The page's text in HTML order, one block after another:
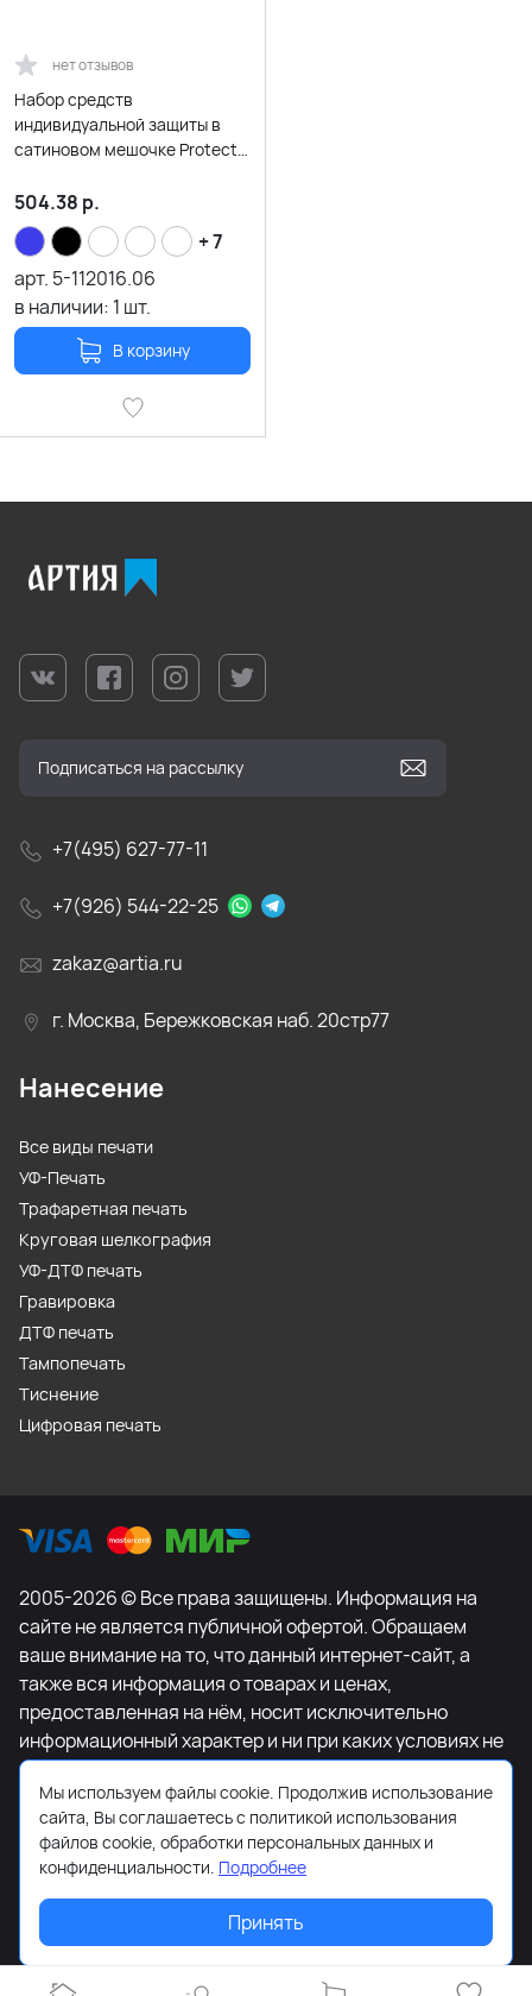
нет отзывов
Набор средств
индивидуальной защиты в
сатиновом мешочке Protect
504.38 р.
+ 7
арт. 5-112016.06
в наличии: 1 шт.
В корзину
+7(495) 627-77-11
+7(926) 544-22-25
zakaz@artia.ru
г. Москва, Бережковская наб. 20стр77
Нанесение
Все виды печати
УФ-Печать
Трафаретная печать
Круговая шелкография
УФ-ДТФ печать
Гравировка
ДТФ печать
Тампопечать
Тиснение
Цифровая печать
2005-2026 © Все права защищены. Информация на
сайте не является публичной офертой. Обращаем
ваше внимание на то, что данный интернет-сайт, а
также вся информация о товарах и ценах,
предоставленная на нём, носит исключительно
информационный характер и ни при каких условиях не
является публичной офертой, определяемой
положениями Статьи 437 Гражданского кодекса
Российской Федерации. Для получения подробной
информации о наличии и стоимости указанных
товаров и (или) услуг, пожалуйста, обращайтесь к
менеджеру сайта с помощью специальной формы
связи или по телефону +7-495-627-77-11.
Мы используем файлы cookie. Продолжив использование
сайта, Вы соглашаетесь с политикой использования
файлов cookie, обработки персональных данных и
конфиденциальности. Подробнее
Принять